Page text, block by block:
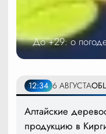
До +29: о
12:34 6 АВГУСТА
Алтайские
продукцию в